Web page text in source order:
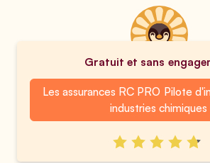
Gratuit et sans
Les assurances RC PRO Pilote
industries chimiques